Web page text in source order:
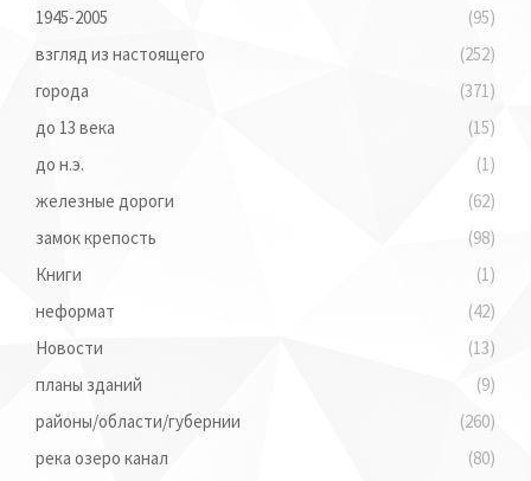
1945-2005
(95)
взгляд из настоящего
(252)
города
(371)
до 13 века
(15)
до н.э.
(1)
железные дороги
(62)
замок крепость
(98)
Книги
(1)
неформат
(42)
Новости
(13)
планы зданий
(9)
районы/области/губернии
(260)
река озеро канал
(80)